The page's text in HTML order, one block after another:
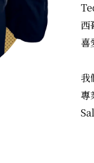
西
喜
我
專